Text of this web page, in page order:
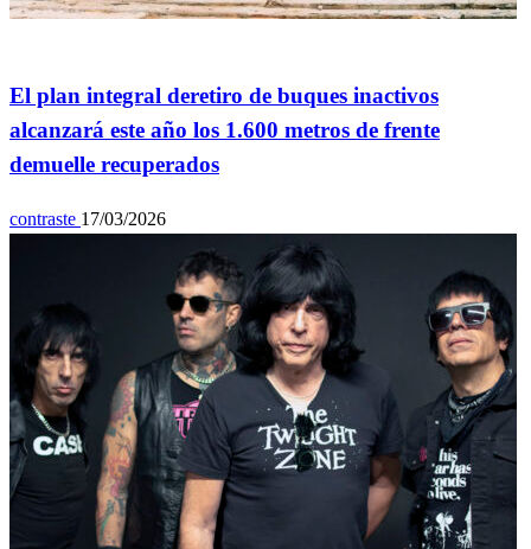
El plan integral deretiro de buques inactivos
alcanzará este año los 1.600 metros de frente
demuelle recuperados
contraste 17/03/2026